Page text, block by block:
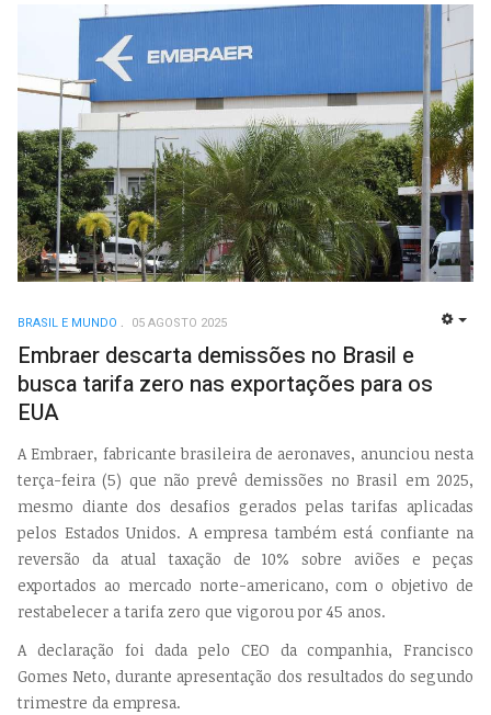
BRASIL E MUNDO 05 AGOSTO 2025
Embraer descarta demissões no Brasil e
busca tarifa zero nas exportações para os
EUA
A Embraer, fabricante brasileira de aeronaves, anunciou nesta
terça-feira (5) que não prevê demissões no Brasil em 2025,
mesmo diante dos desafios gerados pelas tarifas aplicadas
pelos Estados Unidos. A empresa também está confiante na
reversão da atual taxação de 10% sobre aviões e peças
exportados ao mercado norte-americano, com o objetivo de
restabelecer a tarifa zero que vigorou por 45 anos.
A declaração foi dada pelo CEO da companhia, Francisco
Gomes Neto, durante apresentação dos resultados do segundo
trimestre da empresa.